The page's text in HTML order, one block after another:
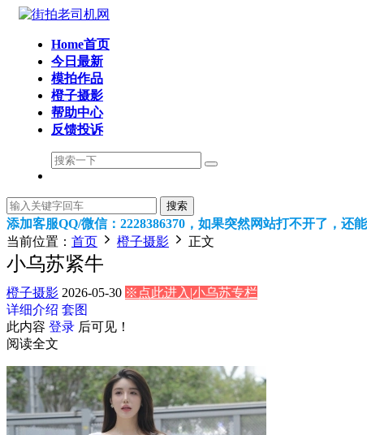
Home首页
今日最新
模拍作品
橙子摄影
帮助中心
反馈投诉
搜索
添加客服QQ/微信：2228386370，如果突然网站打不开了，还
当前位置： 首页 橙子摄影 正文
小乌苏紧牛
橙子摄影 2026-05-30 ※点此进入|小乌苏专栏
详细介绍 套图
此内容 登录 后可见！
阅读全文